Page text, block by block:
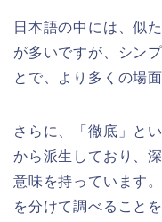
日本語の中には、似
が多いですが、シン
とで、より多くの場
さらに、「徹底」と
から派生しており、
意味を持っています
を分けて調べること